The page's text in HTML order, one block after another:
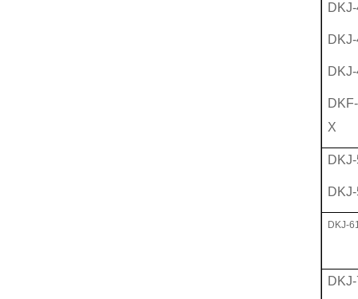
X
DKJ-